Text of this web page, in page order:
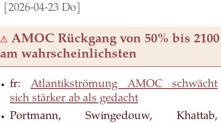
[2026-04-23 Do]
⚠ AMOC Rückgang von 50% bis 2100
am wahrscheinlichsten
fr: Atlantikströmung AMOC schwächt
sich stärker ab als gedacht
Portmann, Swingedouw, Khattab,